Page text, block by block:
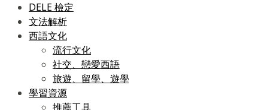
DELE 檢定
文法解析
西語文化
流行文化
社交、戀愛西語
旅遊、留學、遊學
學習資源
推薦工具